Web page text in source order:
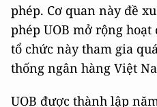
phép. Cơ quan này đề
phép UOB mở rộng
tổ chức này tham gia
thống ngân hàng Việt
UOB được thành lập